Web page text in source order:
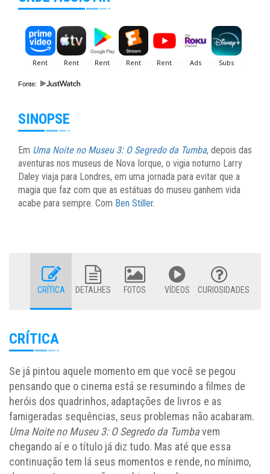
Fonte:
SINOPSE
Em Uma Noite no Museu 3: O Segredo da Tumba, depois das
aventuras nos museus de Nova Iorque, o vigia noturno Larry
Daley viaja para Londres, em uma jornada para evitar que a
magia que faz com que as estátuas do museu ganhem vida
acabe para sempre. Com Ben Stiller.
CRÍTICA DETALHES FOTOS VÍDEOS CURIOSIDADES
CRÍTICA
Se já pintou aquele momento em que você se pegou
pensando que o cinema está se resumindo a filmes de
heróis dos quadrinhos, adaptações de livros e as
famigeradas sequências, seus problemas não acabaram.
Uma Noite no Museu 3: O Segredo da Tumbavem
chegando aí e o título já diz tudo. Mas até que essa
continuação tem lá seus momentos e rende, no mínimo,